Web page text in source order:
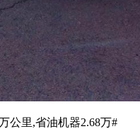
公里,省油机器2.68万#